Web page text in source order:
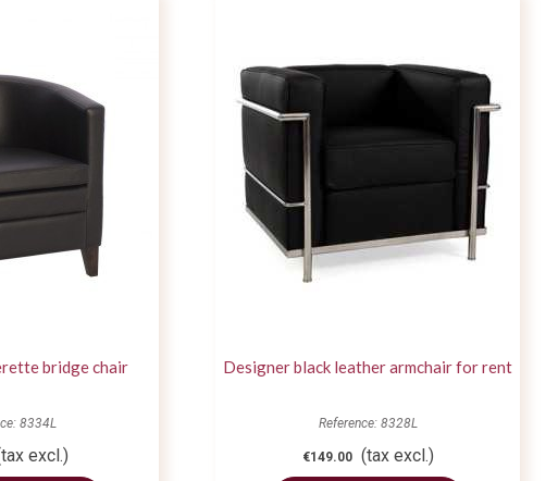
bridge chair
8334L
excl.)
Designer black leather armchair for rent
Reference: 8328L
€149.00 (tax excl.)